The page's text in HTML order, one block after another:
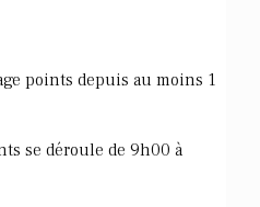
points depuis au moins 1
se déroule de 9h00 à